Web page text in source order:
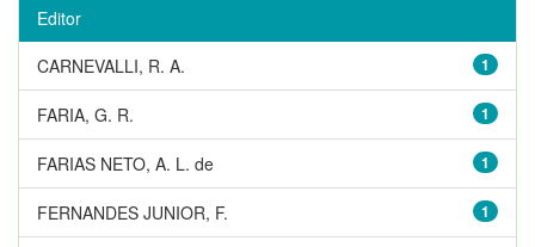
Editor
1
CARNEVALLI, R. A.
1
FARIA, G. R.
1
FARIAS NETO, A. L. de
1
FERNANDES JUNIOR, F.